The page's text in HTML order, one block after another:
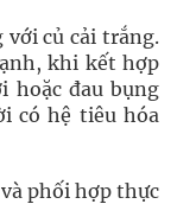
với củ cải trắng.
khi kết hợp
hoặc đau bụng
có hệ tiêu hóa
phối hợp thực